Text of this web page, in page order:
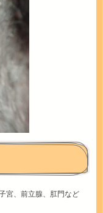
宮、前立腺、肛門など